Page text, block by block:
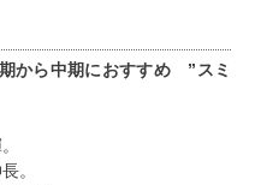
から中期におすすめ ”スミ
。